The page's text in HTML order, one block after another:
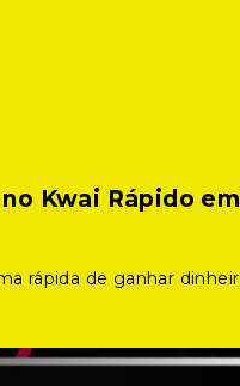
Kwai Rápido em
rápida de ganhar